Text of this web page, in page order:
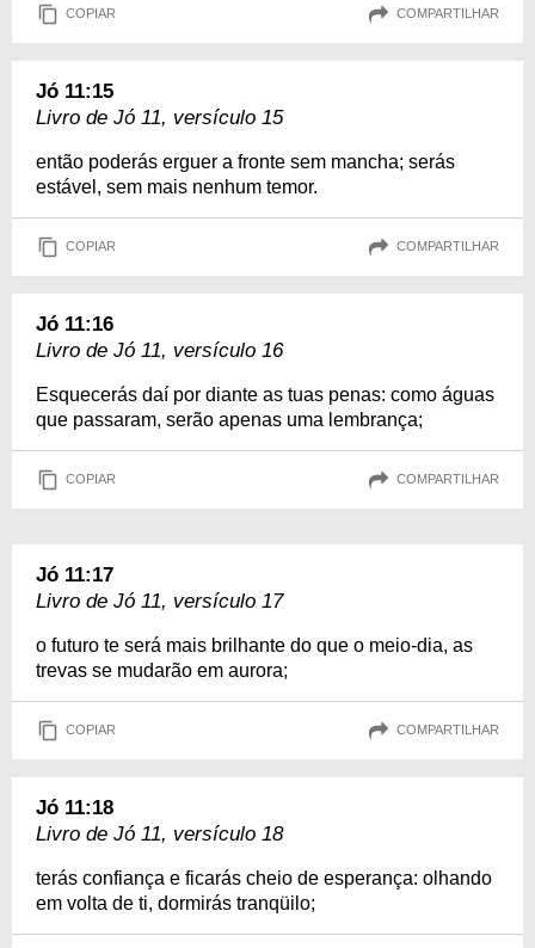
COPIAR COMPARTILHAR
Jó 11:15
Livro de Jó 11, versículo 15
então poderás erguer a fronte sem mancha; serás
estável, sem mais nenhum temor.
COPIAR COMPARTILHAR
Jó 11:16
Livro de Jó 11, versículo 16
Esquecerás daí por diante as tuas penas: como águas
que passaram, serão apenas uma lembrança;
COPIAR COMPARTILHAR
Jó 11:17
Livro de Jó 11, versículo 17
o futuro te será mais brilhante do que o meio-dia, as
trevas se mudarão em aurora;
COPIAR COMPARTILHAR
Jó 11:18
Livro de Jó 11, versículo 18
terás confiança e ficarás cheio de esperança: olhando
em volta de ti, dormirás tranqüilo;